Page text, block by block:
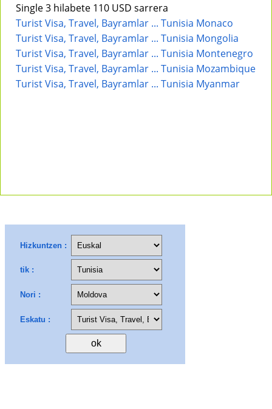
Single 3 hilabete 110 USD sarrera
Turist Visa, Travel, Bayramlar ... Tunisia Monaco
Turist Visa, Travel, Bayramlar ... Tunisia Mongolia
Turist Visa, Travel, Bayramlar ... Tunisia Montenegro
Turist Visa, Travel, Bayramlar ... Tunisia Mozambique
Turist Visa, Travel, Bayramlar ... Tunisia Myanmar